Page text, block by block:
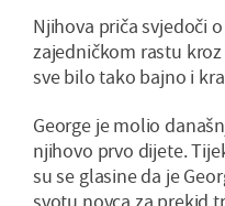
Njihova priča svjedoči
zajedničkom rastu
sve bilo tako bajno i
George je molio
njihovo prvo dijete.
su se glasine da je